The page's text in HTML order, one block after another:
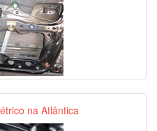
na Atlântica